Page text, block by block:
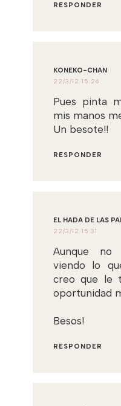
RESPONDER
KONEKO-CHAN
22/3/12 15:26
Pues pinta
mis manos
Un besote!!
RESPONDER
EL HADA DE LAS
22/3/12 15:31
Aunque no
viendo lo
creo que le
oportunidad
Besos!
RESPONDER